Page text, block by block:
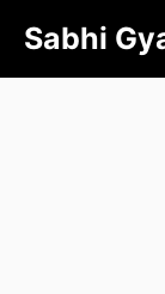
content
Sabhi